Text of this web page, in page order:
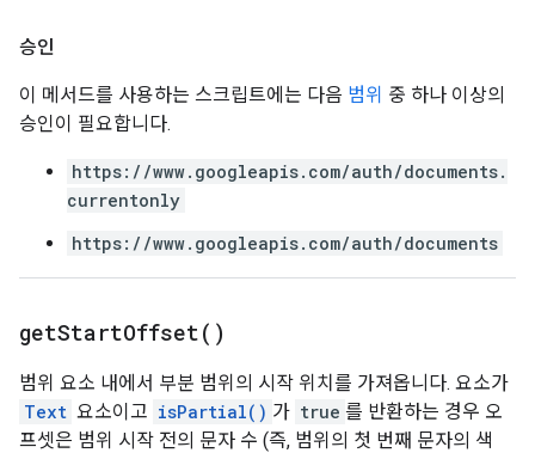
승인
이 메서드를 사용하는 스크립트에는 다음 범위 중 하나 이상의
승인이 필요합니다.
https://www.googleapis.com/auth/documents.
currentonly
https://www.googleapis.com/auth/documents
getStartOffset( )
범위 요소 내에서 부분 범위의 시작 위치를 가져옵니다. 요소가
Text 요소이고 isPartial() 가 true 를 반환하는 경우 오
프셋은 범위 시작 전의 문자 수 (즉, 범위의 첫 번째 문자의 색